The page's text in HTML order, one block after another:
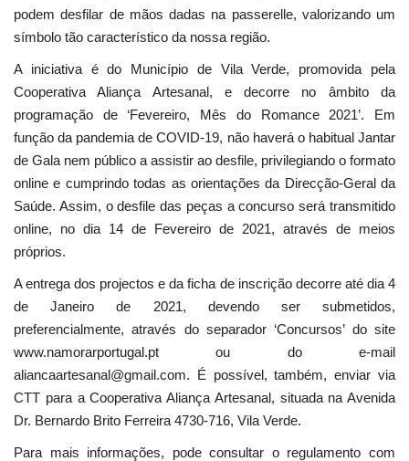
podem desfilar de mãos dadas na passerelle, valorizando um
símbolo tão característico da nossa região.
A iniciativa é do Município de Vila Verde, promovida pela
Cooperativa Aliança Artesanal, e decorre no âmbito da
programação de ‘Fevereiro, Mês do Romance 2021’. Em
função da pandemia de COVID-19, não haverá o habitual Jantar
de Gala nem público a assistir ao desfile, privilegiando o formato
online e cumprindo todas as orientações da Direcção-Geral da
Saúde. Assim, o desfile das peças a concurso será transmitido
online, no dia 14 de Fevereiro de 2021, através de meios
próprios.
A entrega dos projectos e da ficha de inscrição decorre até dia 4
de Janeiro de 2021, devendo ser submetidos,
preferencialmente, através do separador ‘Concursos’ do site
www.namorarportugal.pt ou do e-mail
aliancaartesanal@gmail.com. É possível, também, enviar via
CTT para a Cooperativa Aliança Artesanal, situada na Avenida
Dr. Bernardo Brito Ferreira 4730-716, Vila Verde.
Para mais informações, pode consultar o regulamento com